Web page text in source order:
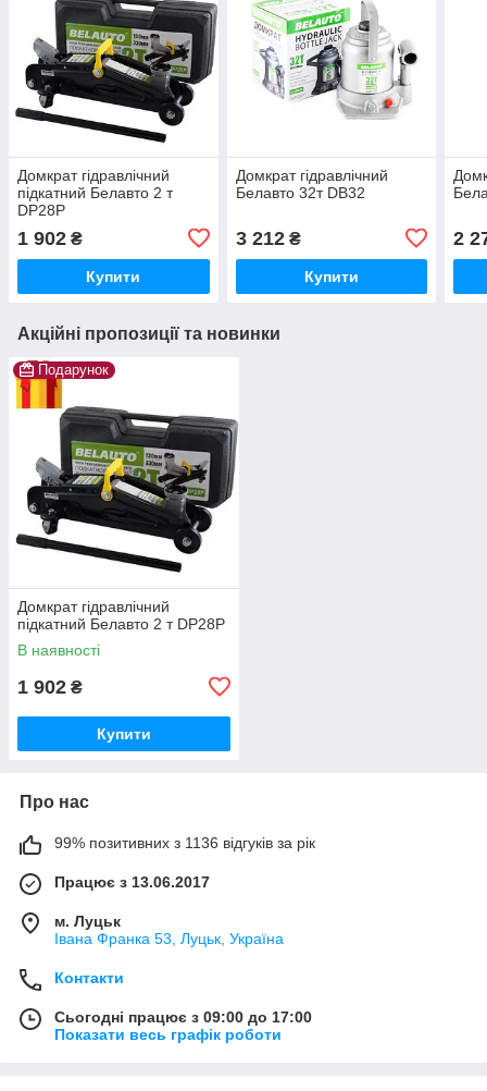
Домкрат гідравлічний
підкатний Белавто 2 т
DP28P
1 902 ₴
Купити
Домкрат гідравлічний
Белавто 32т DB32
3 212₴
Купити
2
Акційні пропозиції та новинки
Подарунок
Домкрат гідравлічний
підкатний Белавто 2 т DP28P
В наявності
1 902 ₴
Купити
Про нас
99% позитивних з 1136 відгуків за рік
Працює з 13.06.2017
м. Луцьк
Івана Франка 53, Луцьк, Україна
Контакти
Сьогодні працює з 09:00 до 17:00
Показати весь графік роботи